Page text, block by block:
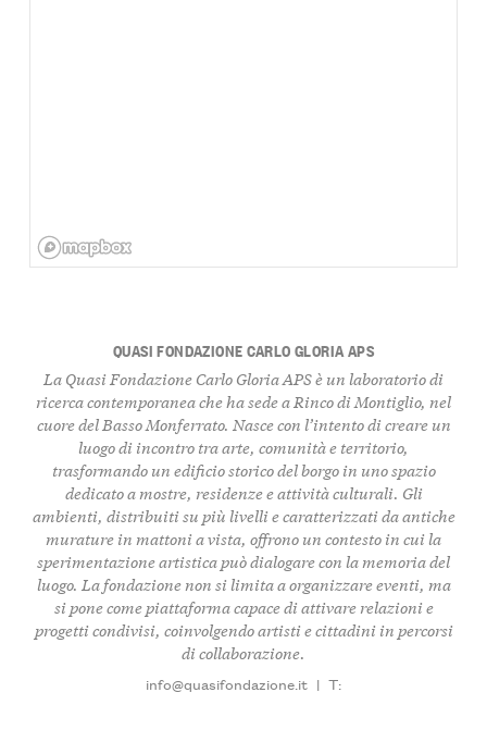
QUASI FONDAZIONE CARLO GLORIA APS
La Quasi Fondazione Carlo Gloria APS è un laboratorio di
ricerca contemporaneache ha sede a Rinco di Montiglio, nel
cuore delBasso Monferrato. Nasce con l’intento di creare un
luogo di incontro traarte, comunitàeterritorio,
trasformando un edificio storico del borgo in uno spazio
dedicato a mostre, residenze e attività culturali. Gli
ambienti, distribuiti su più livelli e caratterizzati da antiche
murature in mattoni a vista, offrono un contesto in cui la
sperimentazione artisticapuò dialogare con la memoria del
luogo. La fondazione non si limita a organizzare eventi, ma
si pone come piattaforma capace di attivarerelazionie
progetti condivisi, coinvolgendo artisti e cittadini in percorsi
di collaborazione.
info@quasifondazione.it | T: